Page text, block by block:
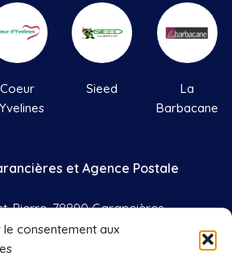
le consentement aux
Coeur
Sieed
La
Barbacane
et Agence Postale
Pierre, 78890 Garancières
33